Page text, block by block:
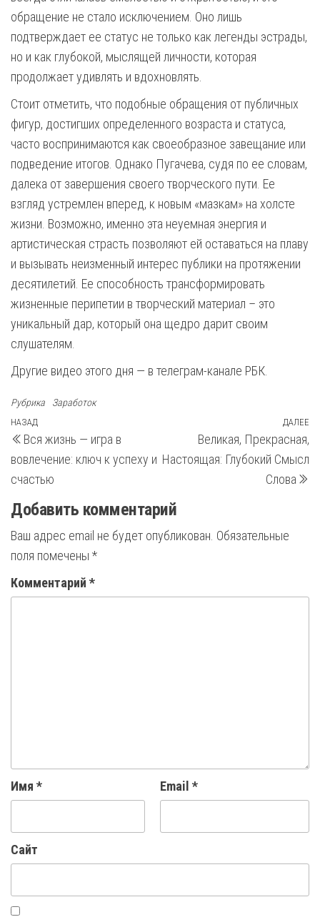
обращение не стало исключением. Оно лишь
подтверждает ее статус не только как легенды эстрады,
но и как глубокой, мыслящей личности, которая
продолжает удивлять и вдохновлять.
Стоит отметить, что подобные обращения от публичных
фигур, достигших определенного возраста и статуса,
часто воспринимаются как своеобразное завещание или
подведение итогов. Однако Пугачева, судя по ее словам,
далека от завершения своего творческого пути. Ее
взгляд устремлен вперед, к новым «мазкам» на холсте
жизни. Возможно, именно эта неуемная энергия и
артистическая страсть позволяют ей оставаться на плаву
и вызывать неизменный интерес публики на протяжении
десятилетий. Ее способность трансформировать
жизненные перипетии в творческий материал – это
уникальный дар, который она щедро дарит своим
слушателям.
Другие видео этого дня — в телеграм-канале РБК.
Рубрика Заработок
Навигация
по
записям
Предыдущая
запись
НАЗАД
Вся жизнь — игра в
вовлечение: ключ к успеху и
счастью
ДАЛЕЕ
Великая, Прекрасная,
Настоящая: Глубокий Смысл
Слова
Добавить комментарий
Ваш адрес email не будет опубликован. Обязательные
поля помечены *
Комментарий *
Имя * Email *
Сайт